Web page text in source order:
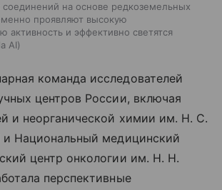
на основе редкоземельных
проявляют высокую
активность и эффективно светятся
AI
команда исследователей
центров России, включая
и неорганической химии им. Н. С.
и Национальный медицинский
центр онкологии им. Н. Н.
перспективные